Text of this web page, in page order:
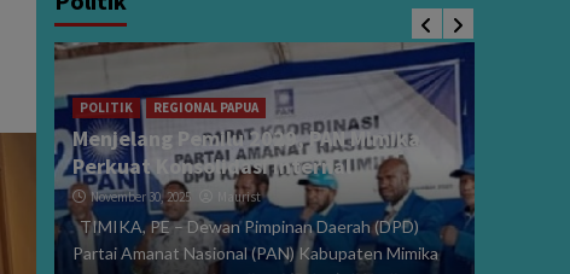
POLITIK REGIONAL PAPUA
Menjelang Pemilu 2029, PAN Mimika
Perkuat Konsolidasi Internal
November 30, 2025 Maurist
TIMIKA, PE – Dewan Pimpinan Daerah (DPD)
Partai Amanat Nasional (PAN) Kabupaten Mimika